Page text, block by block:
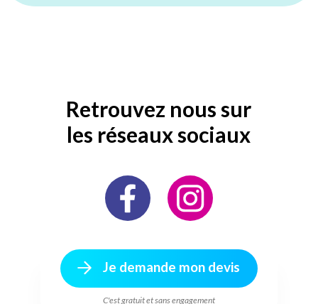
Retrouvez nous sur
les réseaux sociaux
Je demande mon devis
C'est gratuit et sans engagement